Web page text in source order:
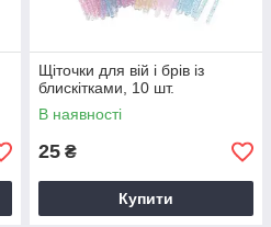
Щіточки для вій і брів із
блискітками, 10 шт.
В наявності
25 ₴
Купити